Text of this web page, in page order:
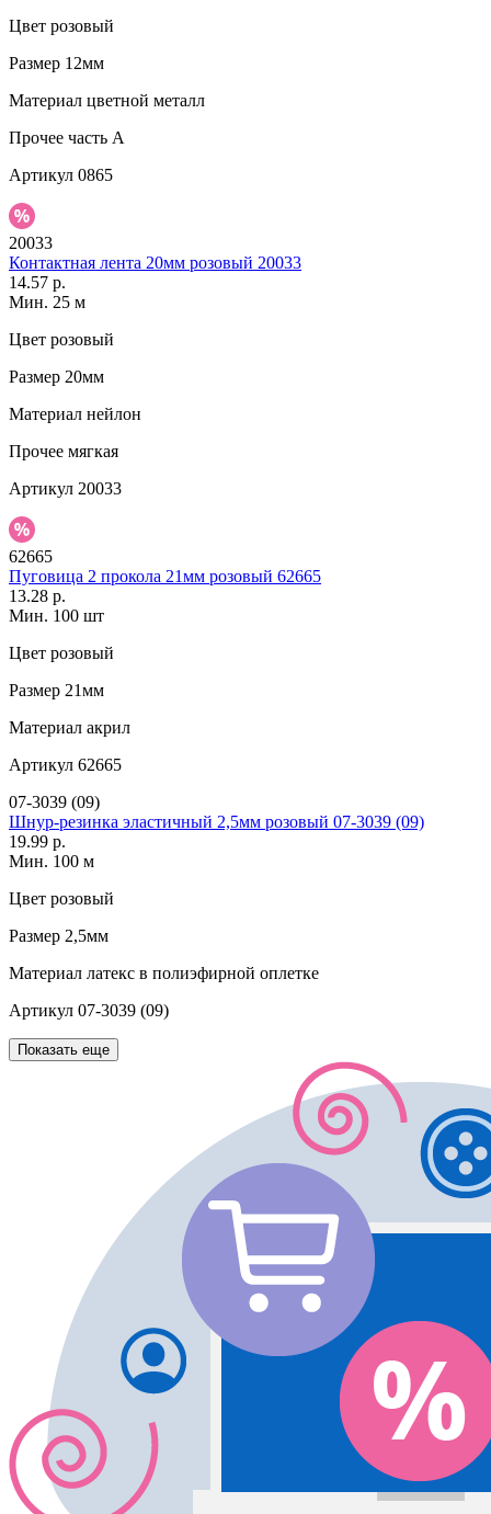
Цвет розовый
Размер 12мм
Материал цветной металл
Прочее часть A
Артикул 0865
20033
Контактная лента 20мм розовый 20033
14.57 р.
Мин. 25 м
Цвет розовый
Размер 20мм
Материал нейлон
Прочее мягкая
Артикул 20033
62665
Пуговица 2 прокола 21мм розовый 62665
13.28 р.
Мин. 100 шт
Цвет розовый
Размер 21мм
Материал акрил
Артикул 62665
07-3039 (09)
Шнур-резинка эластичный 2,5мм розовый 07-3039 (09)
19.99 р.
Мин. 100 м
Цвет розовый
Размер 2,5мм
Материал латекс в полиэфирной оплетке
Артикул 07-3039 (09)
Показать еще